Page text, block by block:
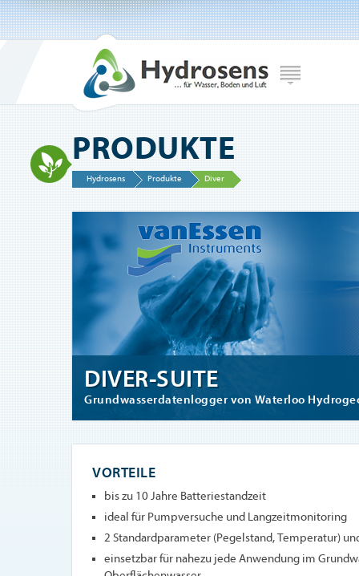
PRODUKTE
Hydrosens Produkte Diver
DIVER-SUITE
Grundwasserdatenlogger von Waterloo
VORTEILE
bis zu 10 Jahre Batteriestandzeit
ideal für Pumpversuche und Langzeitmonitoring
2 Standardparameter (Pegelstand, Temperatur)
einsetzbar für nahezu jede Anwendung im